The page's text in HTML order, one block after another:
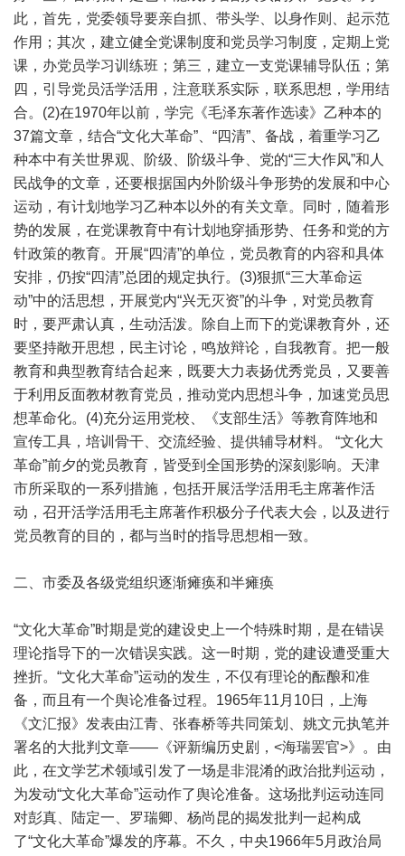
此，首先，党委领导要亲自抓、带头学、以身作则、起示范
作用；其次，建立健全党课制度和党员学习制度，定期上党
课，办党员学习训练班；第三，建立一支党课辅导队伍；第
四，引导党员活学活用，注意联系实际，联系思想，学用结
合。(2)在1970年以前，学完《毛泽东著作选读》乙种本的
37篇文章，结合“文化大革命”、“四清”、备战，着重学习乙
种本中有关世界观、阶级、阶级斗争、党的“三大作风”和人
民战争的文章，还要根据国内外阶级斗争形势的发展和中心
运动，有计划地学习乙种本以外的有关文章。同时，随着形
势的发展，在党课教育中有计划地穿插形势、任务和党的方
针政策的教育。开展“四清”的单位，党员教育的内容和具体
安排，仍按“四清”总团的规定执行。(3)狠抓“三大革命运
动”中的活思想，开展党内“兴无灭资”的斗争，对党员教育
时，要严肃认真，生动活泼。除自上而下的党课教育外，还
要坚持敞开思想，民主讨论，鸣放辩论，自我教育。把一般
教育和典型教育结合起来，既要大力表扬优秀党员，又要善
于利用反面教材教育党员，推动党内思想斗争，加速党员思
想革命化。(4)充分运用党校、《支部生活》等教育阵地和
宣传工具，培训骨干、交流经验、提供辅导材料。 “文化大
革命”前夕的党员教育，皆受到全国形势的深刻影响。天津
市所采取的一系列措施，包括开展活学活用毛主席著作活
动，召开活学活用毛主席著作积极分子代表大会，以及进行
党员教育的目的，都与当时的指导思想相一致。
二、市委及各级党组织逐渐瘫痪和半瘫痪
“文化大革命”时期是党的建设史上一个特殊时期，是在错误
理论指导下的一次错误实践。这一时期，党的建设遭受重大
挫折。“文化大革命”运动的发生，不仅有理论的酝酿和准
备，而且有一个舆论准备过程。1965年11月10日，上海
《文汇报》发表由江青、张春桥等共同策划、姚文元执笔并
署名的大批判文章——《评新编历史剧，<海瑞罢官>》。由
此，在文学艺术领域引发了一场是非混淆的政治批判运动，
为发动“文化大革命”运动作了舆论准备。这场批判运动连同
对彭真、陆定一、罗瑞卿、杨尚昆的揭发批判一起构成
了“文化大革命”爆发的序幕。不久，中央1966年5月政治局